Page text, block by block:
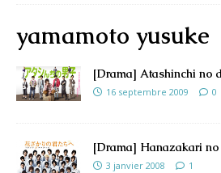
yamamoto yusuke
[Drama] Atashinchi no
16 septembre 2009 0
[Drama] Hanazakari
3 janvier 2008 1